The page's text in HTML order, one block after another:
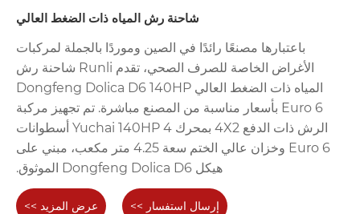
شاحنة رش المياه ذات الضغط العالي
باعتبارها مصنعًا رائدًا في الصين وموردًا بالجملة لمركبات
الأغراض الخاصة للصرف الصحي، تقدم Runli شاحنة رش
المياه ذات الضغط العالي Dongfeng Dolica D6 140HP
Euro 6 بأسعار مناسبة من المصنع مباشرة. تم تجهيز مركبة
الرش ذات الدفع 4X2 بمحرك Yuchai 140HP 4 أسطوانات
Euro 6 وخزان عالي الختم سعة 4.25 متر مكعب، مبني على
هيكل Dongfeng Dolica D6 الموثوق.
عرض المزيد >> إرسال استفسار >>